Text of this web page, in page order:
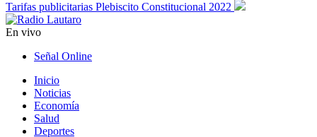
Tarifas publicitarias Plebiscito Constitucional 2022
En vivo
Señal Online
Inicio
Noticias
Economía
Salud
Deportes